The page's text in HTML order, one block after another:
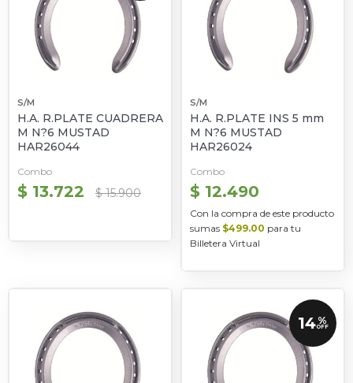
S/M
H.A. R.PLATE CUADRERA
M N?6 MUSTAD
HAR26044
Combo
$ 13.722 $ 15.900
S/M
H.A. R.PLATE INS 5 mm
M N?6 MUSTAD
HAR26024
Combo
$ 12.490
Con la compra de este producto
sumas $499.00 para tu
Billetera Virtual
14 %
OFF